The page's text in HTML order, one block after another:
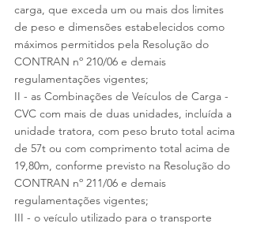
carga, que exceda um ou mais dos limites
de peso e dimensões estabelecidos como
máximos permitidos pela Resolução do
CONTRAN nº 210/06 e demais
regulamentações vigentes;
II - as Combinações de Veículos de Carga -
CVC com mais de duas unidades, incluída a
unidade tratora, com peso bruto total acima
de 57t ou com comprimento total acima de
19,80m, conforme previsto na Resolução do
CONTRAN nº 211/06 e demais
regulamentações vigentes;
III - o veículo utilizado para o transporte